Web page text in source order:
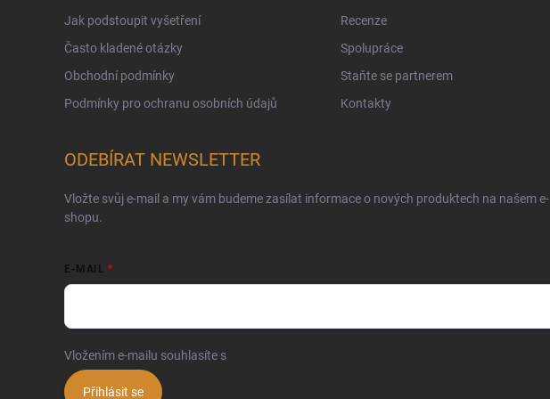
Jak podstoupit vyšetření
Často kladené otázky
Obchodní podmínky
Podmínky pro ochranu osobních údajů
Recenze
Spolupráce
Staňte se partnerem
Kontakty
ODEBÍRAT NEWSLETTER
Vložte svůj e-mail a my vám budeme zasílat informace o nových produktech na našem e-
shopu.
E-MAIL
Vložením e-mailu souhlasíte s
Přihlásit se